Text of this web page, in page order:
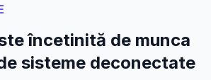
încetinită de munca
sisteme deconectate